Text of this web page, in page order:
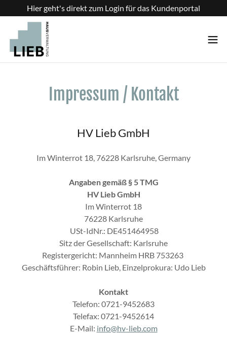
Hier geht's direkt zum Login für das Kundenportal
Impressum / Kontakt
HV Lieb GmbH
Im Winterrot 18, 76228 Karlsruhe, Germany
Angaben gemäß § 5 TMG
HV Lieb GmbH
Im Winterrot 18
76228 Karlsruhe
USt-IdNr.: DE451464958
Sitz der Gesellschaft: Karlsruhe
Registergericht: Mannheim HRB 753263
Geschäftsführer: Robin Lieb, Einzelprokura: Udo Lieb
Kontakt
Telefon: 0721-9452683
Telefax: 0721-9452614
E-Mail: info@hv-lieb.com